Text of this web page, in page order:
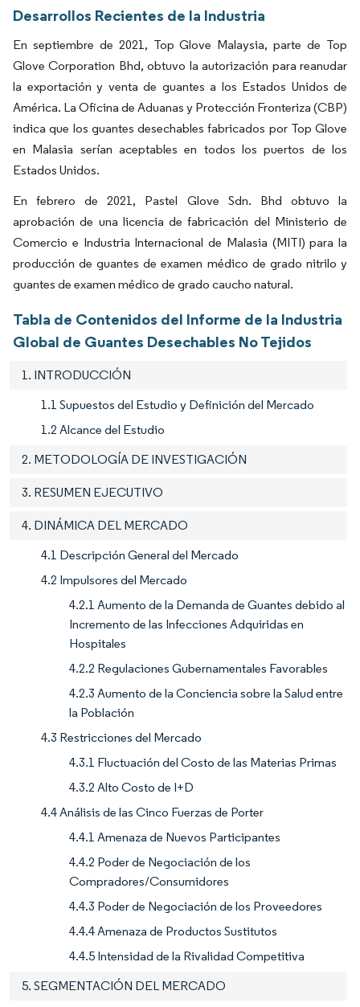
Desarrollos Recientes de la Industria
En septiembre de 2021, Top Glove Malaysia, parte de Top
Glove Corporation Bhd, obtuvo la autorización para reanudar
la exportación y venta de guantes a los Estados Unidos de
América. La Oficina de Aduanas y Protección Fronteriza (CBP)
indica que los guantes desechables fabricados por Top Glove
en Malasia serían aceptables en todos los puertos de los
Estados Unidos.
En febrero de 2021, Pastel Glove Sdn. Bhd obtuvo la
aprobación de una licencia de fabricación del Ministerio de
Comercio e Industria Internacional de Malasia (MITI) para la
producción de guantes de examen médico de grado nitrilo y
guantes de examen médico de grado caucho natural.
Tabla de Contenidos del Informe de la Industria
Global de Guantes Desechables No Tejidos
1. INTRODUCCIÓN
1.1 Supuestos del Estudio y Definición del Mercado
1.2 Alcance del Estudio
2. METODOLOGÍA DE INVESTIGACIÓN
3. RESUMEN EJECUTIVO
4. DINÁMICA DEL MERCADO
4.1 Descripción General del Mercado
4.2 Impulsores del Mercado
4.2.1 Aumento de la Demanda de Guantes debido al
Incremento de las Infecciones Adquiridas en
Hospitales
4.2.2 Regulaciones Gubernamentales Favorables
4.2.3 Aumento de la Conciencia sobre la Salud entre
la Población
4.3 Restricciones del Mercado
4.3.1 Fluctuación del Costo de las Materias Primas
4.3.2 Alto Costo de I+D
4.4 Análisis de las Cinco Fuerzas de Porter
4.4.1 Amenaza de Nuevos Participantes
4.4.2 Poder de Negociación de los
Compradores/Consumidores
4.4.3 Poder de Negociación de los Proveedores
4.4.4 Amenaza de Productos Sustitutos
4.4.5 Intensidad de la Rivalidad Competitiva
5. SEGMENTACIÓN DEL MERCADO